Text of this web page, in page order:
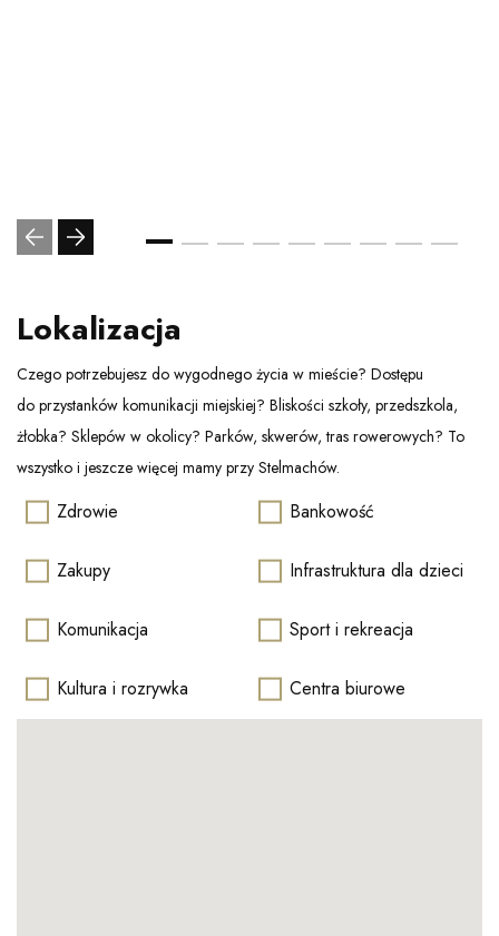
Lokalizacja
Czego potrzebujesz do wygodnego życia w mieście? Dostępu
do przystanków komunikacji miejskiej? Bliskości szkoły, przedszkola,
żłobka? Sklepów w okolicy? Parków, skwerów, tras rowerowych? To
wszystko i jeszcze więcej mamy przy Stelmachów.
Zdrowie Bankowość
Zakupy Infrastruktura dla dzieci
Komunikacja Sport i rekreacja
Kultura i rozrywka Centra biurowe